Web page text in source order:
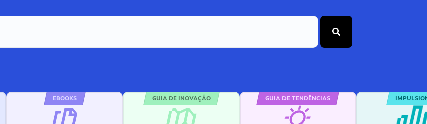
EBOOKS GUIA DE INOVAÇÃO GUIA DE TENDÊNCIAS